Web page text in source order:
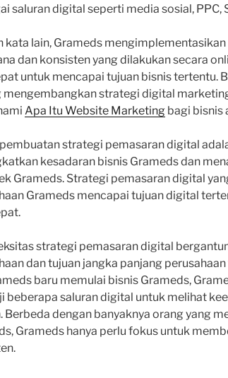
saluran digital seperti media sosial, PPC,
kata lain, Grameds
dan konsisten yang dilakukan secara
untuk mencapai tujuan bisnis tertentu.
mengembangkan strategi digital
Apa Itu Website Marketing bagi bisnis
strategi pemasaran digital
kesadaran bisnis Grameds dan
Grameds. Strategi pemasaran digital
Grameds mencapai tujuan digital
strategi pemasaran digital
dan tujuan jangka panjang
baru memulai bisnis Grameds,
beberapa saluran digital untuk melihat
Berbeda dengan banyaknya orang yang
Grameds hanya perlu fokus untuk